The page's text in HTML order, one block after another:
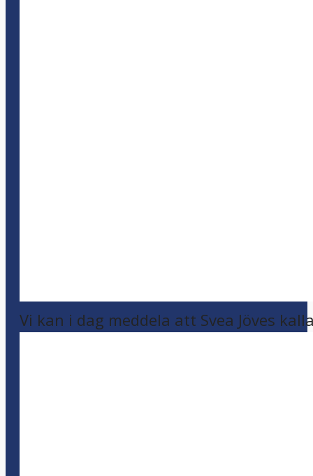
Vi kan i dag meddela att Svea Jöves